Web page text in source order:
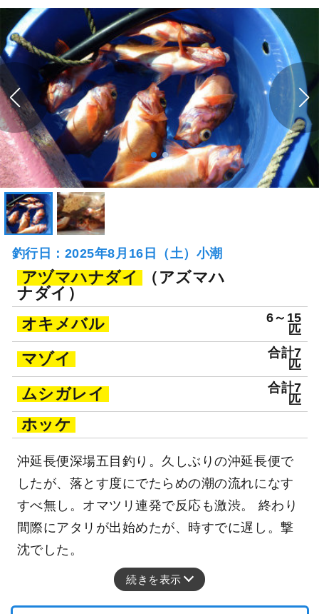
釣行日：2025年8月16日（土）小潮
アヅマハナダイ
（アズマハ
ナダイ）
オキメバル
6～15
匹
マゾイ
合計7
匹
ムシガレイ
合計7
匹
ホッケ
沖延長便深場五目釣り。久しぶりの沖延長便で
したが、落とす度にでたらめの潮の流れになす
すべ無し。オマツリ連発で反応も激渋。 終わり
間際にアタリが出始めたが、時すでに遅し。撃
沈でした。
続きを表示